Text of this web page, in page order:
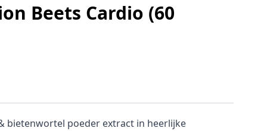
Beets Cardio (60
bietenwortel poeder extract in heerlijke